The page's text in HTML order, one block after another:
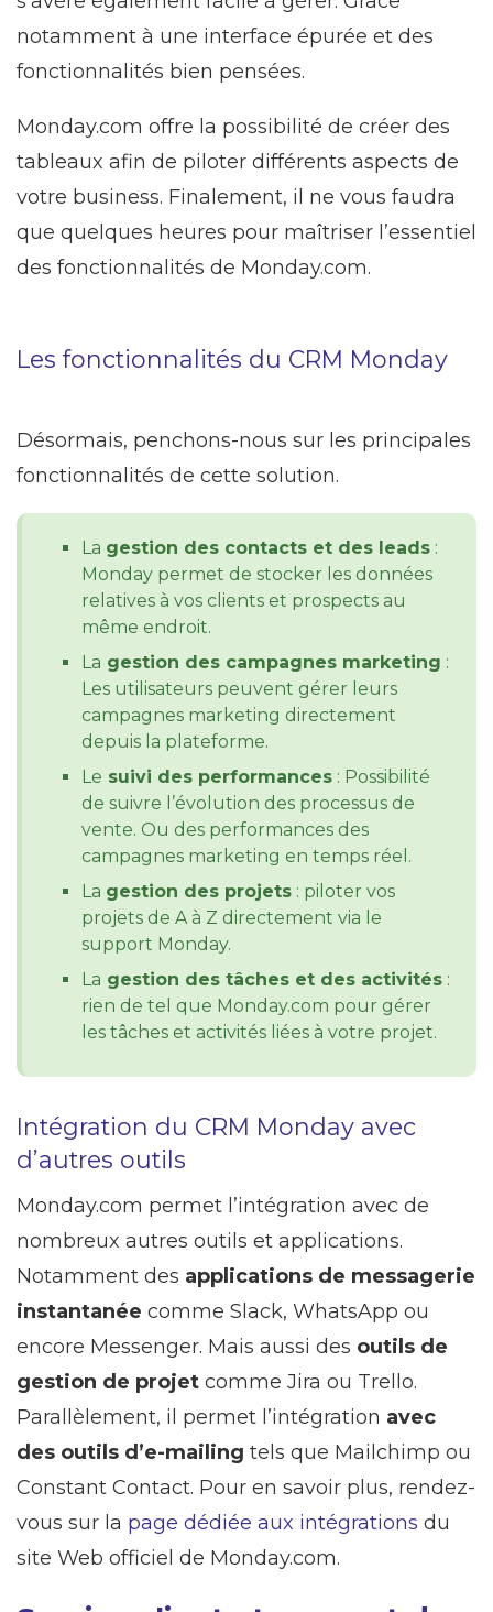
notamment à une interface épurée et des
fonctionnalités bien pensées.
Monday.com offre la possibilité de créer des
tableaux afin de piloter différents aspects de
votre business. Finalement, il ne vous faudra
que quelques heures pour maîtriser l’essentiel
des fonctionnalités de Monday.com.
Les fonctionnalités du CRM Monday
Désormais, penchons-nous sur les principales
fonctionnalités de cette solution.
La gestion des contacts et des leads :
Monday permet de stocker les données
relatives à vos clients et prospects au
même endroit.
La gestion des campagnes marketing :
Les utilisateurs peuvent gérer leurs
campagnes marketing directement
depuis la plateforme.
Le suivi des performances : Possibilité
de suivre l’évolution des processus de
vente. Ou des performances des
campagnes marketing en temps réel.
La gestion des projets : piloter vos
projets de A à Z directement via le
support Monday.
La gestion des tâches et des activités :
rien de tel que Monday.com pour gérer
les tâches et activités liées à votre projet.
Intégration du CRM Monday avec
d’autres outils
Monday.com permet l’intégration avec de
nombreux autres outils et applications.
Notamment des applications de messagerie
instantanée comme Slack, WhatsApp ou
encore Messenger. Mais aussi des outils de
gestion de projet comme Jira ou Trello.
Parallèlement, il permet l’intégration avec
des outils d’e-mailing tels que Mailchimp ou
Constant Contact. Pour en savoir plus, rendez-
vous sur la page dédiée aux intégrations du
site Web officiel de Monday.com.